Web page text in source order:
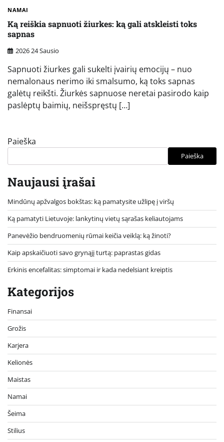
NAMAI
Ką reiškia sapnuoti žiurkes: ką gali atskleisti toks
sapnas
2026 24 Sausio
Sapnuoti žiurkes gali sukelti įvairių emocijų – nuo
nemalonaus nerimo iki smalsumo, ką toks sapnas
galėtų reikšti. Žiurkės sapnuose neretai pasirodo kaip
paslėptų baimių, neišspręstų […]
Paieška
Paieška
Naujausi įrašai
Mindūnų apžvalgos bokštas: ką pamatysite užlipę į viršų
Ką pamatyti Lietuvoje: lankytinų vietų sąrašas keliautojams
Panevėžio bendruomenių rūmai keičia veiklą: ką žinoti?
Kaip apskaičiuoti savo grynąjį turtą: paprastas gidas
Erkinis encefalitas: simptomai ir kada nedelsiant kreiptis
Kategorijos
Finansai
Grožis
Karjera
Kelionės
Maistas
Namai
Šeima
Stilius